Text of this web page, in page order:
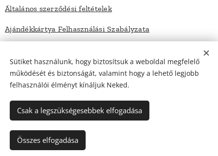
Általános szerződési feltételek
Ajándékkártya Felhasználási Szabályzata
Elérhetőségek
Kapcsolat
Impresszum
Minden jog fenntartva - Zsarátnok Bt - 2022
Sütiket használunk, hogy biztosítsuk a weboldal megfelelő
működését és biztonságát, valamint hogy a lehető legjobb
felhasználói élményt kínáljuk Neked.
Csak a legszükségesebbek elfogadása
Összes elfogadása